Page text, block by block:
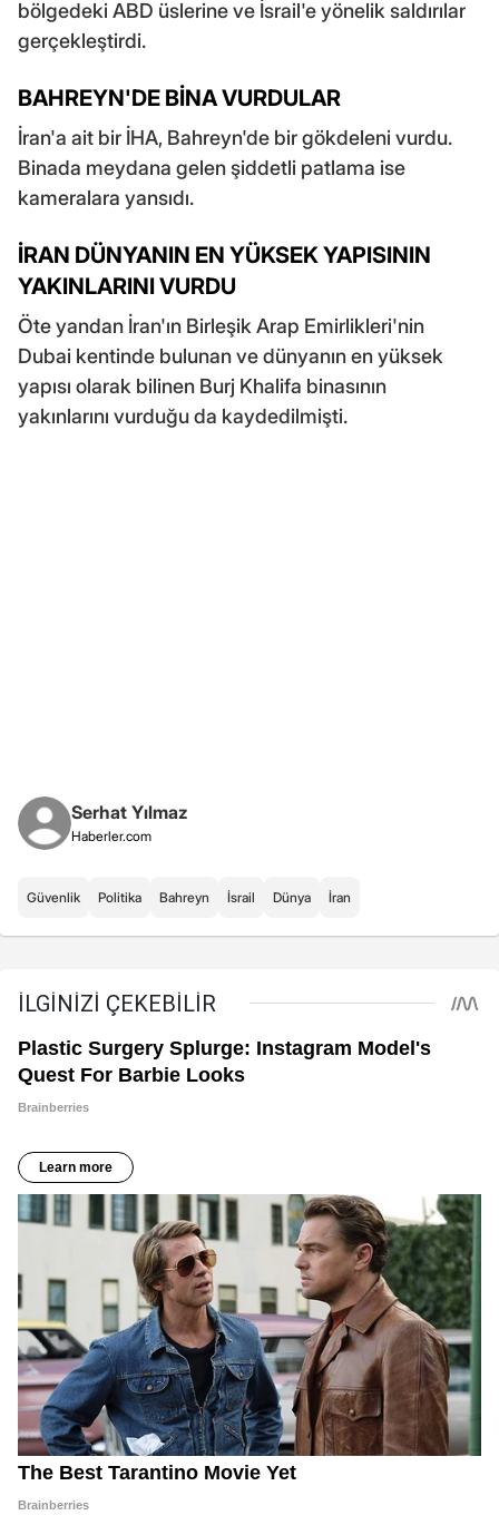
bölgedeki ABD üslerine ve İsrail'e yönelik saldırılar
gerçekleştirdi.
BAHREYN'DE BİNA VURDULAR
İran'a ait bir İHA, Bahreyn'de bir gökdeleni vurdu.
Binada meydana gelen şiddetli patlama ise
kameralara yansıdı.
İRAN DÜNYANIN EN YÜKSEK YAPISININ
YAKINLARINI VURDU
Öte yandan İran'ın Birleşik Arap Emirlikleri'nin
Dubai kentinde bulunan ve dünyanın en yüksek
yapısı olarak bilinen Burj Khalifa binasının
yakınlarını vurduğu da kaydedilmişti.
Serhat Yılmaz
Haberler.com
Güvenlik Politika Bahreyn İsrail Dünya İran